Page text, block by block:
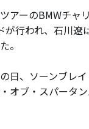
アーのBMWチャ
が行われ、石川
。
日、ソーンブレ
オブ・スパータ